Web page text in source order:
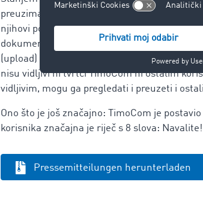
preuzimanja i prijenosa, TimoComovi
njihovi podaci podliježu strogom
dokumentacije uvijek se vrši sigurno i
(upload) u svako doba imate potpunu
nisu vidljivi ni tvrtci TimoCom ni ostalim
vidljivim, mogu ga pregledati i preuzeti i
Ono što je još značajno: TimoCom je
korisnika značajna je riječ s 8 slova: Navalite!
Pressemitteilungen herunterladen